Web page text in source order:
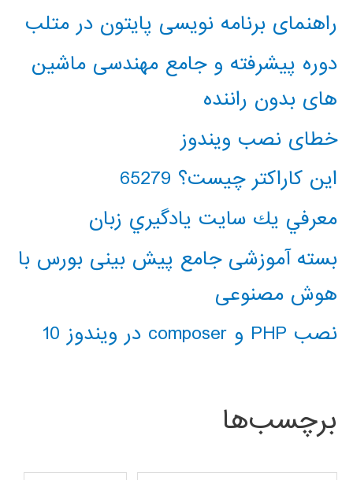
راهنمای برنامه نویسی پایتون در متلب
دوره پیشرفته و جامع مهندسی ماشین
های بدون راننده
خطای نصب ویندوز
این کاراکتر چیست؟ 65279
معرفي يك سايت يادگيري زبان
بسته آموزشی جامع پیش بینی بورس با
هوش مصنوعی
نصب PHP و composer در ویندوز 10
برچسب‌ها